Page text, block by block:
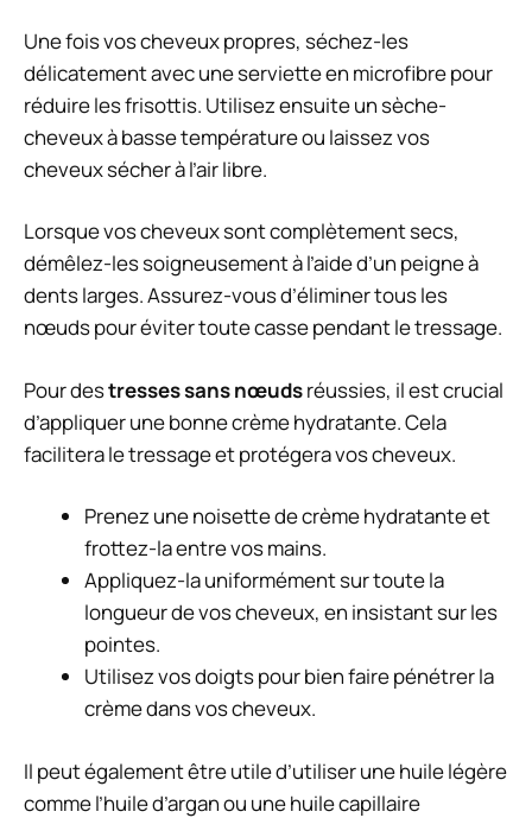
Une fois vos cheveux propres, séchez-les
délicatement avec une serviette en microfibre pour
réduire les frisottis. Utilisez ensuite un sèche-
cheveux à basse température ou laissez vos
cheveux sécher à l’air libre.
Lorsque vos cheveux sont complètement secs,
démêlez-les soigneusement à l’aide d’un peigne à
dents larges. Assurez-vous d’éliminer tous les
nœuds pour éviter toute casse pendant le tressage.
Pour destresses sans nœudsréussies, il est crucial
d’appliquer une bonne crème hydratante. Cela
facilitera le tressage et protégera vos cheveux.
Prenez une noisette de crème hydratante et
frottez-la entre vos mains.
Appliquez-la uniformément sur toute la
longueur de vos cheveux, en insistant sur les
pointes.
Utilisez vos doigts pour bien faire pénétrer la
crème dans vos cheveux.
Il peut également être utile d’utiliser une huile légère
comme l’huile d’argan ou une huile capillaire